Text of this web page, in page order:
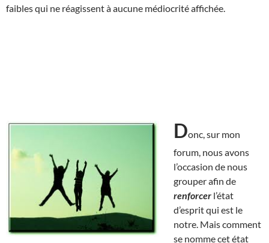
faibles qui ne réagissent à aucune médiocrité affichée.
Donc, sur mon
forum, nous avons
l’occasion de nous
grouper afin de
renforcer l’état
d’esprit qui est le
notre. Mais comment
se nomme cet état